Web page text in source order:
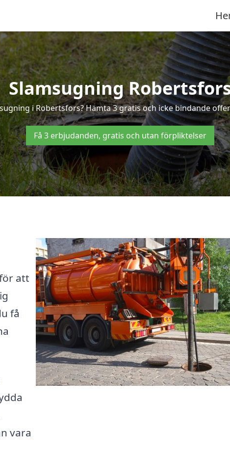
Slamsugning
i Robertsfors? Hämta 3 gratis och icke bindande
Få 3 erbjudanden, gratis och utan förpliktelser
att
få
vara